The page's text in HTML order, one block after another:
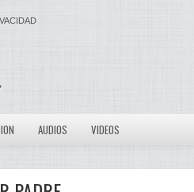
AUDIOS VIDEOS